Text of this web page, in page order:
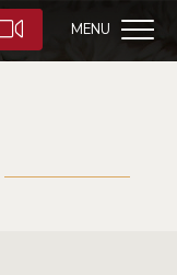
MENU